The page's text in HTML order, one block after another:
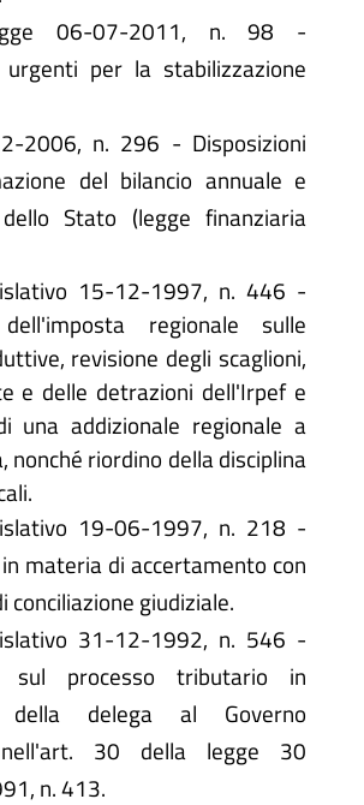
06-07-2011, n. 98 -
urgenti per la stabilizzazione
2006, n. 296 - Disposizioni
del bilancio annuale e
Stato (legge finanziaria
15-12-1997, n. 446 -
regionale sulle
revisione degli scaglioni,
e delle detrazioni dell'Irpef e
una addizionale regionale a
nonché riordino della disciplina
19-06-1997, n. 218 -
materia di accertamento con
conciliazione giudiziale.
31-12-1992, n. 546 -
sul processo tributario in
della delega al Governo
30 della legge 30
n. 413.